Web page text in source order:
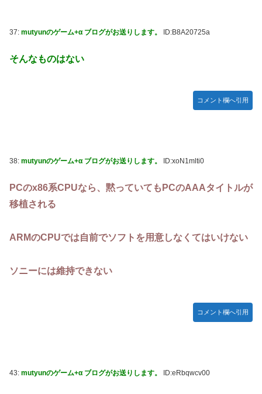
37: mutyunのゲーム+α ブログがお送りします。 ID:B8A20725a
そんなものはない
コメント欄へ引用
38: mutyunのゲーム+α ブログがお送りします。 ID:xoN1mlti0
PCのx86系CPUなら、黙っていてもPCのAAAタイトルが
移植される
ARMのCPUでは自前でソフトを用意しなくてはいけない
ソニーには維持できない
コメント欄へ引用
43: mutyunのゲーム+α ブログがお送りします。 ID:eRbqwcv00